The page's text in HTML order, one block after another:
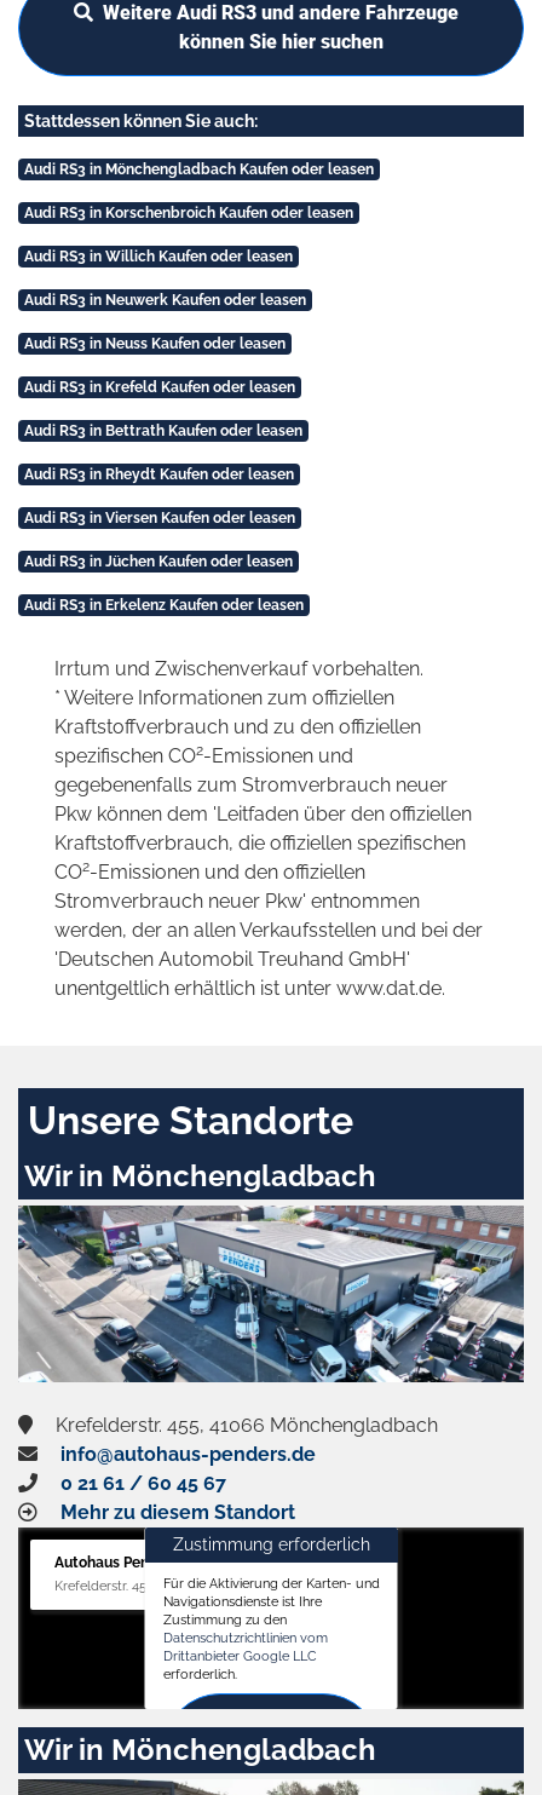
Weitere Audi RS3 und andere Fahrzeuge
können Sie hier suchen
Stattdessen können Sie auch:
Audi RS3 in Mönchengladbach Kaufen oder leasen
Audi RS3 in Korschenbroich Kaufen oder leasen
Audi RS3 in Willich Kaufen oder leasen
Audi RS3 in Neuwerk Kaufen oder leasen
Audi RS3 in Neuss Kaufen oder leasen
Audi RS3 in Krefeld Kaufen oder leasen
Audi RS3 in Bettrath Kaufen oder leasen
Audi RS3 in Rheydt Kaufen oder leasen
Audi RS3 in Viersen Kaufen oder leasen
Audi RS3 in Jüchen Kaufen oder leasen
Audi RS3 in Erkelenz Kaufen oder leasen
Irrtum und Zwischenverkauf vorbehalten.
* Weitere Informationen zum offiziellen
Kraftstoffverbrauch und zu den offiziellen
spezifischen CO2-Emissionen und
gegebenenfalls zum Stromverbrauch neuer
Pkw können dem 'Leitfaden über den offiziellen
Kraftstoffverbrauch, die offiziellen spezifischen
CO2-Emissionen und den offiziellen
Stromverbrauch neuer Pkw' entnommen
werden, der an allen Verkaufsstellen und bei der
'Deutschen Automobil Treuhand GmbH'
unentgeltlich erhältlich ist unter www.dat.de.
Unsere Standorte
Wir in Mönchengladbach
Krefelderstr. 455, 41066 Mönchengladbach
info@autohaus-penders.de
0 21 61 / 60 45 67
Mehr zu diesem Standort
Autohaus Penders (Verkauf)
Krefelderstr. 455, 41066 Mönchengladbach
Zustimmung erforderlich
Für die Aktivierung der Karten- und
Navigationsdienste ist Ihre
Zustimmung zu den
Datenschutzrichtlinien vom
Drittanbieter Google LLC
erforderlich.
Zustimmen
und
aktivieren
Wir in Mönchengladbach